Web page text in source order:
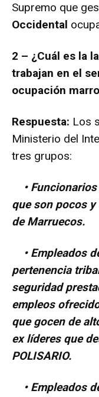
Supremo que
Occidental
2 – ¿Cuál es la
trabajan en el
ocupación
Respuesta: Los
Ministerio del
tres grupos:
•
que son pocos
de Marruecos.
• Empleados
pertenencia
seguridad
empleos
que gocen de
ex líderes que
POLISARIO.
• Empleados